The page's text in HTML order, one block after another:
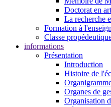
Doctorat en
La recherche
Formation à
Classe
informations
Présentation
Introduction
Histoire de
Organes de
Organisation